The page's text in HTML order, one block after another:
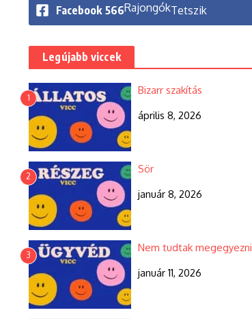
Facebook 566RajongókTetszik
Legújabb viccek
1
Bizarr szakítás
április 8, 2026
2
Sör
január 8, 2026
3
Nem tudtak megegyezni
január 11, 2026